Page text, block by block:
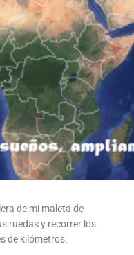
de mi maleta de
ruedas y recorrer los
de kilómetros.